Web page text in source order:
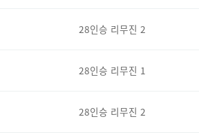
28인승 리무진 2
28인승 리무진 1
28인승 리무진 2